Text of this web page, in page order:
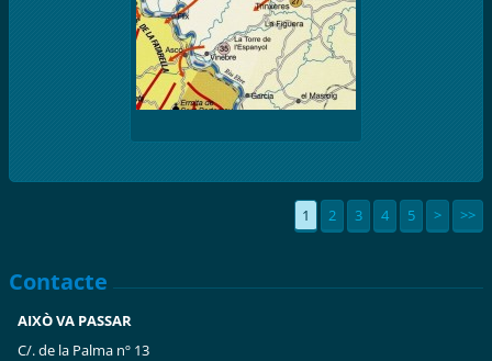
1 2 3 4 5 > >>
Contacte
AIXÒ VA PASSAR
C/. de la Palma nº 13